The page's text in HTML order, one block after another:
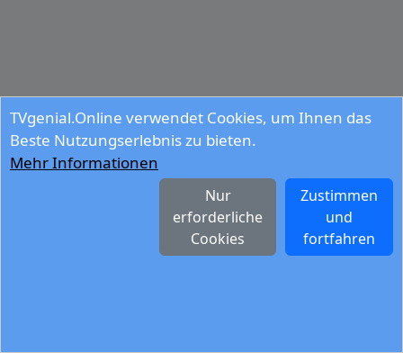
TVgenial.Online verwendet Cookies, um Ihnen das
Beste Nutzungserlebnis zu bieten.
Mehr Informationen
Zustimmen
und
fortfahren
Nur
erforderliche
Cookies